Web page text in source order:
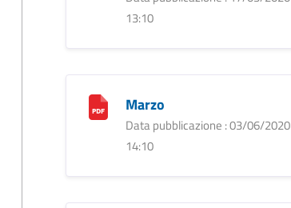
13:10
Marzo
Data pubblicazione : 03/06/2020
14:10